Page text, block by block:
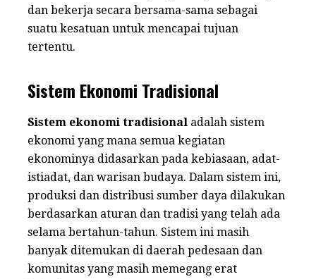
dan bekerja secara bersama-sama sebagai
suatu kesatuan untuk mencapai tujuan
tertentu.
Sistem Ekonomi Tradisional
Sistem ekonomi tradisional adalah sistem
ekonomi yang mana semua kegiatan
ekonominya didasarkan pada kebiasaan, adat-
istiadat, dan warisan budaya. Dalam sistem ini,
produksi dan distribusi sumber daya dilakukan
berdasarkan aturan dan tradisi yang telah ada
selama bertahun-tahun. Sistem ini masih
banyak ditemukan di daerah pedesaan dan
komunitas yang masih memegang erat